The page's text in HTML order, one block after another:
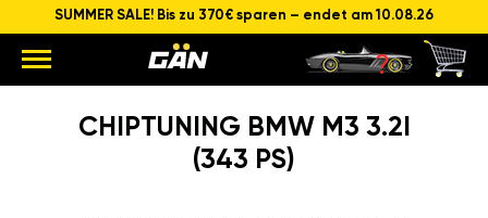
SUMMER SALE! Bis zu 370€ sparen – endet am 10.08.26
CHIPTUNING BMW M3 3.2I
(343 PS)